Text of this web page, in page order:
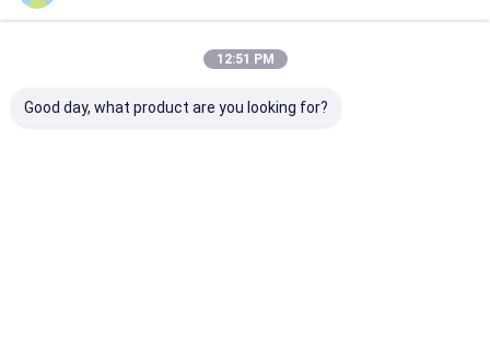
12:51 PM
Good day, what product are you looking for?